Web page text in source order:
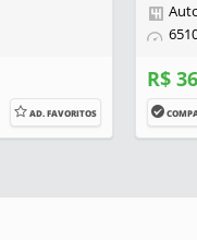
AD. FAVORITOS
R$